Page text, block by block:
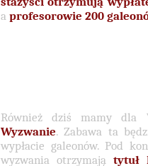
a profesorowie 200
Również dziś mamy dla
Wyzwanie. Zabawa ta
wypłacie galeonów. Pod
wyzwania otrzymają tytuł